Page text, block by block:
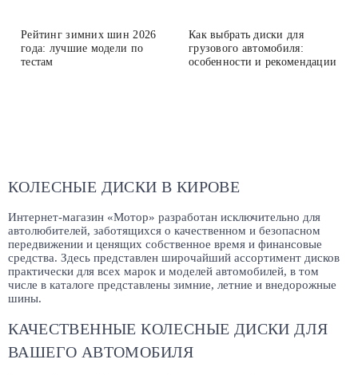
Рейтинг зимних шин 2026
года: лучшие модели по
тестам
Как выбрать диски для
грузового автомобиля:
особенности и рекомендации
КОЛЕСНЫЕ ДИСКИ В КИРОВЕ
Интернет-магазин «Мотор» разработан исключительно для
автолюбителей, заботящихся о качественном и безопасном
передвижении и ценящих собственное время и финансовые
средства. Здесь представлен широчайший ассортимент дисков
практически для всех марок и моделей автомобилей, в том
числе в каталоге представлены зимние, летние и внедорожные
шины.
КАЧЕСТВЕННЫЕ КОЛЕСНЫЕ ДИСКИ ДЛЯ
ВАШЕГО АВТОМОБИЛЯ